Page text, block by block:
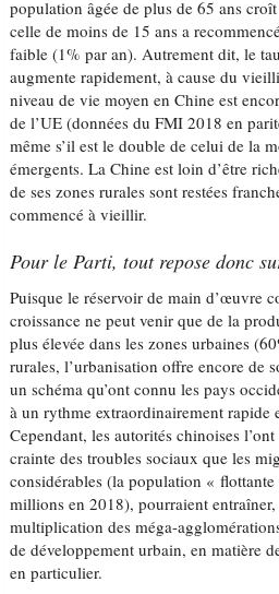
population âgée de plus de 65 ans
celle de moins de 15 ans a
faible (1% par an). Autrement dit, le
augmente rapidement, à cause du
niveau de vie moyen en Chine est
de l’UE (données du FMI 2018 en
même s’il est le double de celui de la
émergents. La Chine est loin d’être
de ses zones rurales sont restées
commencé à vieillir.
Pour le Parti, tout repose donc
Puisque le réservoir de main d’œuvre
croissance ne peut venir que de la
plus élevée dans les zones urbaines
rurales, l’urbanisation offre encore de
un schéma qu’ont connu les pays
à un rythme extraordinairement rapide
Cependant, les autorités chinoises
crainte des troubles sociaux que les
considérables (la population « flottante
millions en 2018), pourraient entraîner,
multiplication des méga-
de développement urbain, en matière
en particulier.